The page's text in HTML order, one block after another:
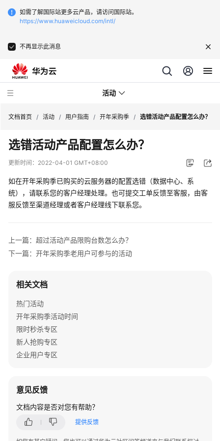
如需了解国际站更多云产品，请访问国际站。
https://www.huaweicloud.com/intl/
不再显示此消息
活动
用
户
南
热
动
开
采
购
季
开
年
采
购
动
间
文档首页 / 活动 / 用户指南 / 开年采购季 / 选错活动产品配置怎么办？
选错活动产品配置怎么办？
更新时间： 2022-04-01 GMT+08:00
如在开年采购季已购买的云服务器的配置选错（数据中心、系
统），请联系您的客户经理处理。也可提交工单反馈至客服，由客
服反馈至渠道经理或者客户经理线下联系您。
上一篇：超过活动产品限购台数怎么办？
下一篇：开年采购季老用户可参与的活动
相关文档
热门活动
开年采购季活动时间
限时秒杀专区
新人抢购专区
企业用户专区
意见反馈
文档内容是否对您有帮助？
提供反馈